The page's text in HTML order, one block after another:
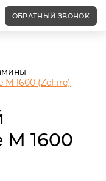
follow"/>
ОБРАТНЫЙ ЗВОНОК
М 1600 (ZeFire)
М 1600